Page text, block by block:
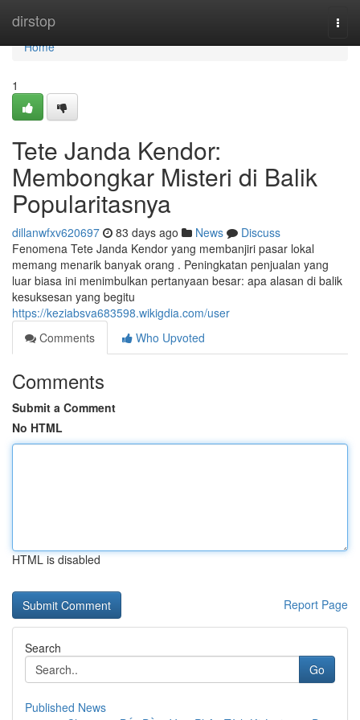
dirstop
Home
Home
1
Tete Janda Kendor:
Membongkar Misteri di Balik
Popularitasnya
dillanwfxv620697 83 days ago News
Discuss
Fenomena Tete Janda Kendor yang membanjiri pasar lokal
memang menarik banyak orang . Peningkatan penjualan yang
luar biasa ini menimbulkan pertanyaan besar: apa alasan di balik
kesuksesan yang begitu
https://keziabsva683598.wikigdia.com/user
Comments
Who Upvoted
Comments
Submit a Comment
No HTML
HTML is disabled
Report Page
Search
Go
Published News